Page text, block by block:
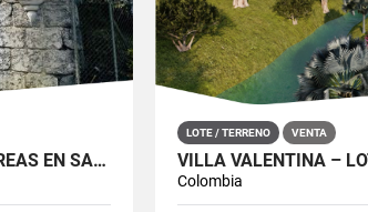
SE VENDE FINCA DE 2.5 HECTÁREAS EN SAN ROQUE, ANTIOQUIA
LOTE / TERRENO VENTA
Colombia